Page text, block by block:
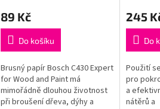
89 Kč
Do košíku
Brusný papír Bosch C430 Expert
for Wood and Paint má
mimořádně dlouhou životnost
při broušení dřeva, dýhy a
245
Do
Použití
pro
a
nátěrů a